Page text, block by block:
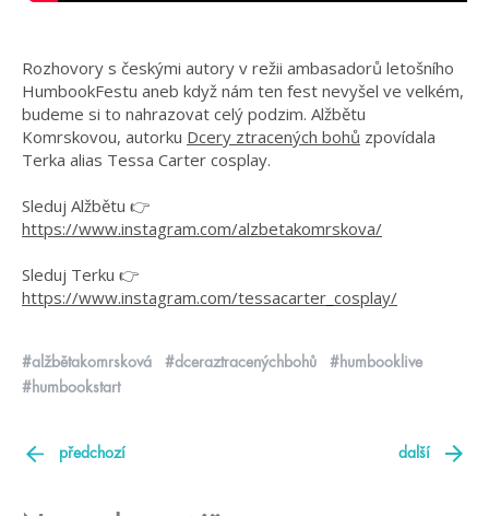
Rozhovory s českými autory v režii ambasadorů letošního
HumbookFestu aneb když nám ten fest nevyšel ve velkém,
budeme si to nahrazovat celý podzim. Alžbětu
Komrskovou, autorku Dcery ztracených bohů zpovídala
Terka alias Tessa Carter cosplay.
Sleduj Alžbětu 👉
https://www.instagram.com/alzbetakomrskova/
Sleduj Terku 👉
https://www.instagram.com/tessacarter_cosplay/
#alžbětakomrsková #dceraztracenýchbohů
#humbooklive
#humbookstart
předchozí další